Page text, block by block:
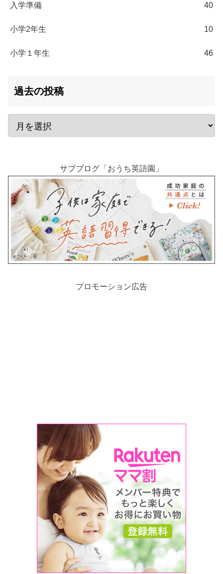
入学準備 40
小学2年生 10
小学１年生 46
過去の投稿
サブブログ「おうち英語園」
プロモーション広告